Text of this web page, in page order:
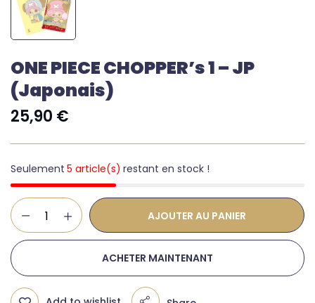
ONE PIECE CHOPPER’s 1 – JP
(japonais)
25,90 €
Seulement 5 article(s) restant en stock !
AJOUTER AU PANIER
ACHETER MAINTENANT